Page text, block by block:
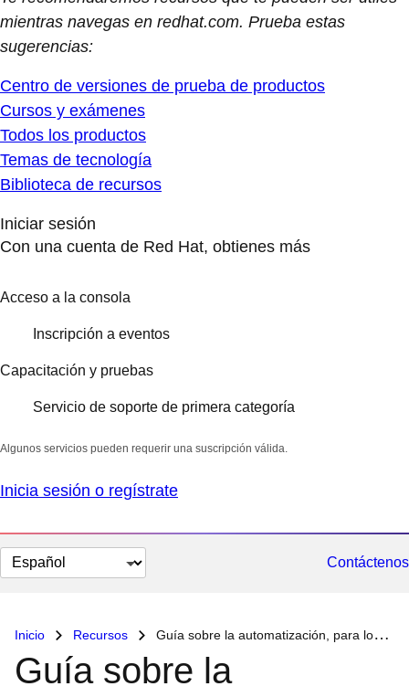
mientras navegas en redhat.com. Prueba estas
sugerencias:
Centro de versiones de prueba de productos
Cursos y exámenes
Todos los productos
Temas de tecnología
Biblioteca de recursos
Iniciar sesión
Con una cuenta de Red Hat, obtienes más
Acceso a la consola
Inscripción a eventos
Capacitación y pruebas
Servicio de soporte de primera categoría
Algunos servicios pueden requerir una suscripción válida.
Inicia sesión o regístrate
Cambiar
el
Contáctenos
Inicio Recursos Guía sobre la automatización, para los ejecutivos de TI
Guía sobre la